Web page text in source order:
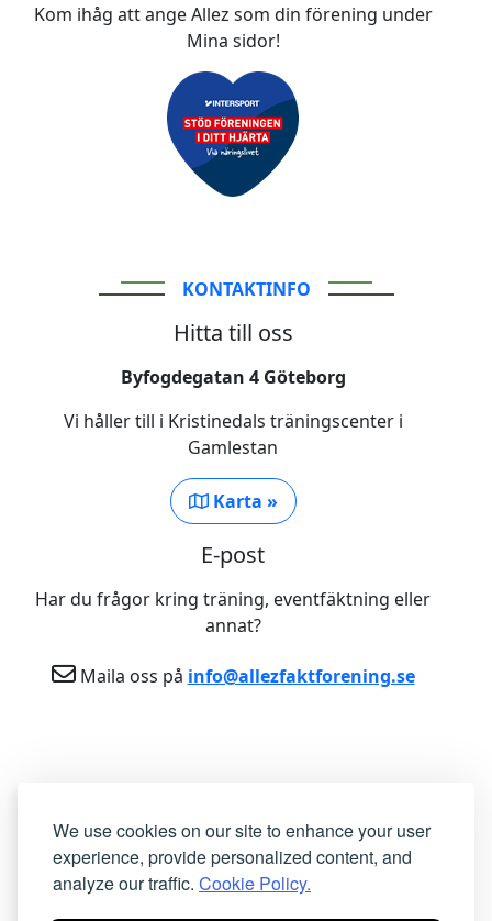
We use cookies on our site to enhance your user
experience, provide personalized content, and
analyze our traffic. Cookie Policy.
Kom ihåg att ange Allez som din förening under
Mina sidor!
KONTAKTINFO
Hitta till oss
Byfogdegatan 4 Göteborg
Vi håller till i Kristinedals träningscenter i
Gamlestan
Karta »
E-post
Har du frågor kring träning, eventfäktning eller
annat?
Maila oss på info@allezfaktforening.se